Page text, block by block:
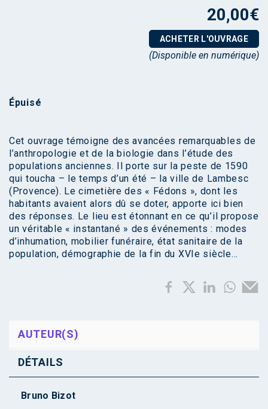
20,00€
ACHETER L'OUVRAGE
(Disponible en numérique)
Épuisé
Cet ouvrage témoigne des avancées remarquables de
l’anthropologie et de la biologie dans l’étude des
populations anciennes. Il porte sur la peste de 1590
qui toucha – le temps d’un été – la ville de Lambesc
(Provence). Le cimetière des « Fédons », dont les
habitants avaient alors dû se doter, apporte ici bien
des réponses. Le lieu est étonnant en ce qu’il propose
un véritable « instantané » des événements : modes
d’inhumation, mobilier funéraire, état sanitaire de la
population, démographie de la fin du XVIe siècle…
AUTEUR(S)
DÉTAILS
Bruno Bizot